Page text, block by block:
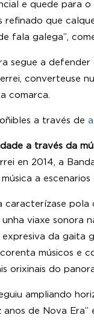
e quede para
refinado que
fala galega”,
segue a
converteuse
comarca.
a través de
a través da
en 2014, a
a
pola
viaxe sonora
da gaita
músicos e
orixinais do
ampliando
anos de Nova